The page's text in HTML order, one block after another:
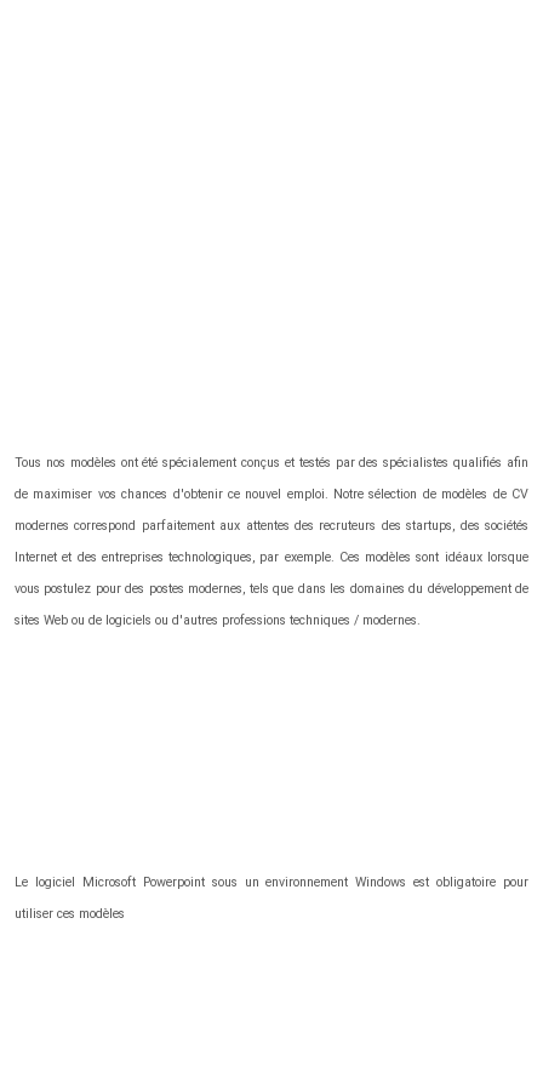
Tous nos modèles ont été spécialement conçus et testés par des spécialistes qualifiés afin
de maximiser vos chances d'obtenir ce nouvel emploi. Notre sélection de modèles de CV
modernes correspond parfaitement aux attentes des recruteurs des startups, des sociétés
Internet et des entreprises technologiques, par exemple. Ces modèles sont idéaux lorsque
vous postulez pour des postes modernes, tels que dans les domaines du développement de
sites Web ou de logiciels ou d'autres professions techniques / modernes.
Le logiciel Microsoft Powerpoint sous un environnement Windows est obligatoire pour
utiliser ces modèles